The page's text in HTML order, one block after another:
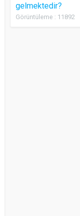
gelmektedir?
Görüntüleme : 11892